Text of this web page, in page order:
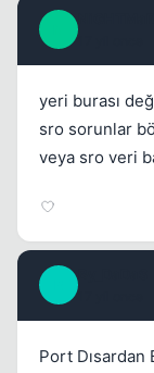
yeri burası
sro sorunlar
veya sro veri
Port Dısardan